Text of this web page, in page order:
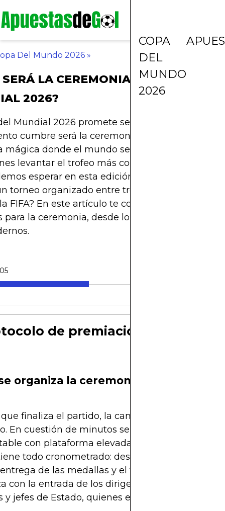
COPA
DEL
MUNDO
2026
Del Mundo 2026 »
LA CEREMONIA DE
2026?
Mundial 2026 promete ser una fiesta
cumbre será la ceremonia de premiación.
mágica donde el mundo se detiene para ver a
levantar el trofeo más codiciado del planeta
esperar en esta edición histórica? Habrá
torneo organizado entre tres países? Qué
FIFA? En este artículo te contamos todos los
para la ceremonia, desde lo clásico hasta lo que
de premiación explicado
organiza la ceremonia en la cancha?
finaliza el partido, la cancha se transforma
En cuestión de minutos se despliega una
con plataforma elevada para la entrega de
todo cronometrado: desde el saludo a los
de las medallas y el trofeo. La ceremonia
con la entrada de los dirigentes FIFA,
y jefes de Estado, quienes entregan los